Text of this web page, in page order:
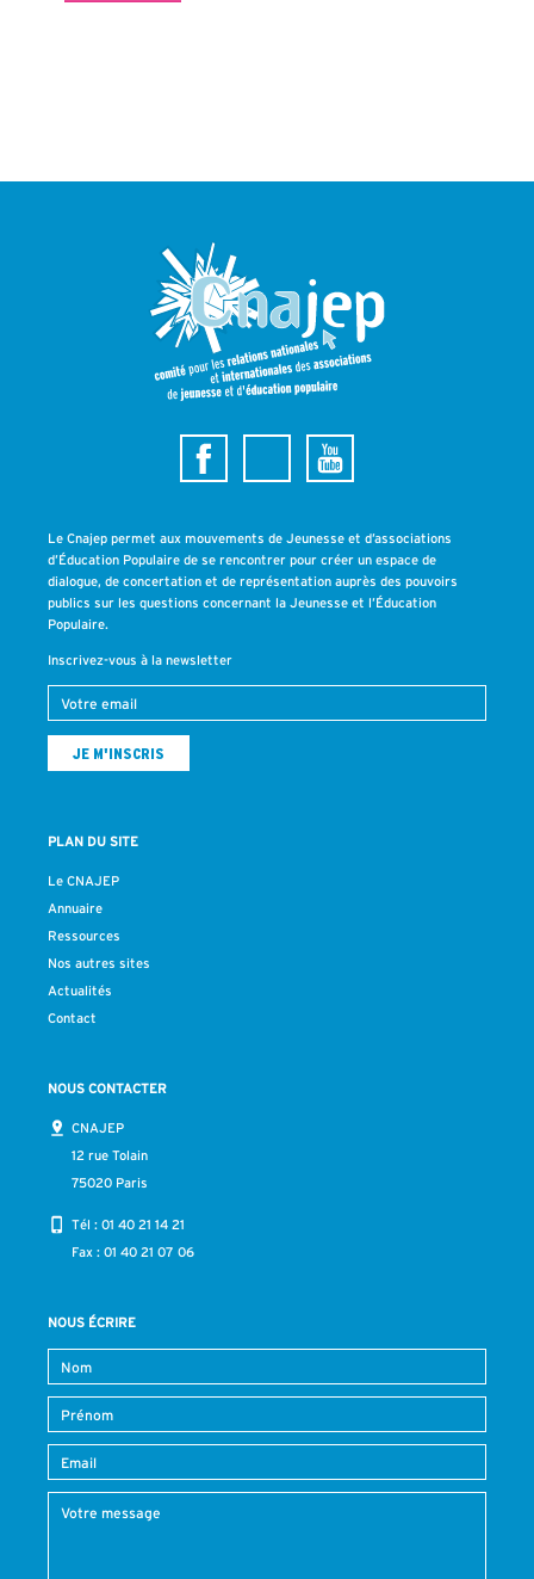
Le Cnajep permet aux mouvements de Jeunesse et d’associations
d’Éducation Populaire de se rencontrer pour créer un espace de
dialogue, de concertation et de représentation auprès des pouvoirs
publics sur les questions concernant la Jeunesse et l’Éducation
Populaire.
Inscrivez-vous à la newsletter
PLAN DU SITE
Le CNAJEP
Annuaire
Ressources
Nos autres sites
Actualités
Contact
NOUS CONTACTER
CNAJEP
12 rue Tolain
75020 Paris
Tél : 01 40 21 14 21
Fax : 01 40 21 07 06
NOUS ÉCRIRE